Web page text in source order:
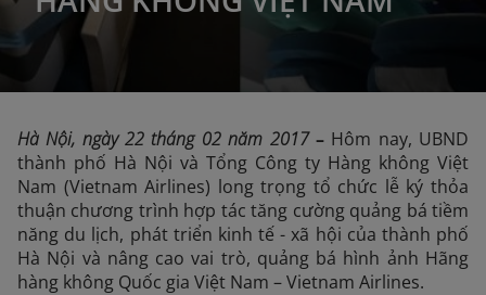
Hà Nội, ngày22 tháng 02năm 2017 – Hôm nay, UBND
thành phố Hà Nội và Tổng Công ty Hàng không Việt
Nam (Vietnam Airlines) long trọng tổ chức lễ ký thỏa
thuận chương trình hợp tác tăng cường quảng bá tiềm
năng du lịch, phát triển kinh tế - xã hội của thành phố
Hà Nội và nâng cao vai trò, quảng bá hình ảnh Hãng
hàng không Quốc gia Việt Nam – Vietnam Airlines.